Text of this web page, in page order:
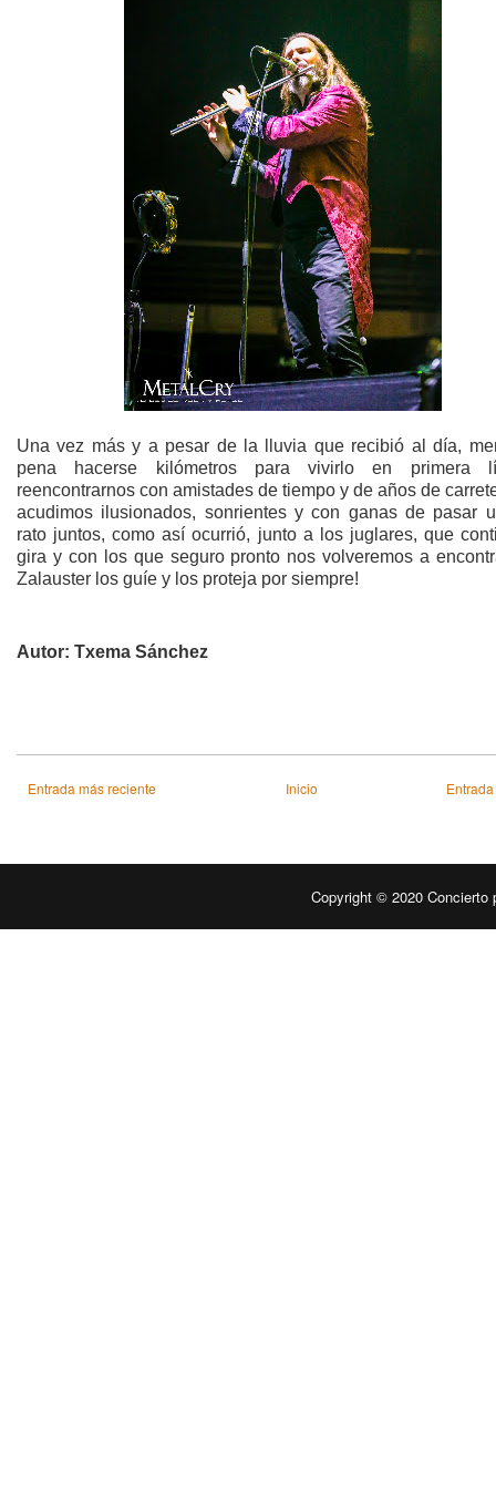
Una vez más y a pesar de la lluvia que recibió al día,
pena hacerse kilómetros para vivirlo en primera
reencontrarnos con amistades de tiempo y de años de
acudimos ilusionados, sonrientes y con ganas de pasar
rato juntos, como así ocurrió, junto a los juglares, que
gira y con los que seguro pronto nos volveremos a
Zalauster los guíe y los proteja por siempre!
Autor: Txema Sánchez
Entrada más reciente Inicio
Copyright © 2020 Concierto